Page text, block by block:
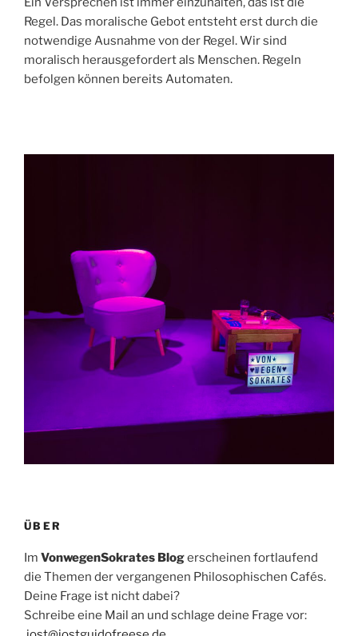
Regel. Das moralische Gebot entsteht erst durch die
notwendige Ausnahme von der Regel. Wir sind
moralisch herausgefordert als Menschen. Regeln
befolgen können bereits Automaten.
ÜBER
Im VonwegenSokrates Blogerscheinen fortlaufend
die Themen der vergangenen Philosophischen Cafés.
Deine Frage ist nicht dabei?
Schreibe eine Mail an und schlage deine Frage vor: